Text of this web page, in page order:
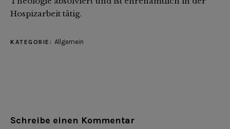
Hospizarbeit tätig.
KATEGORIE: Allgemein
Schreibe einen Kommentar